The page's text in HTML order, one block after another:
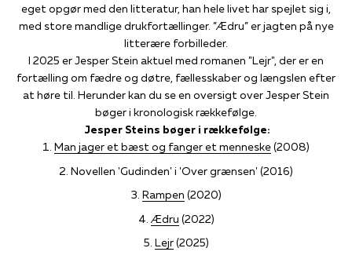
eget opgør med den litteratur, han hele livet har spejlet sig i,
med store mandlige drukfortællinger. ”Ædru” er jagten på nye
litterære forbilleder.
I 2025 er Jesper Stein aktuel med romanen "Lejr", der er en
fortælling om fædre og døtre, fællesskaber og længslen efter
at høre til. Herunder kan du se en oversigt over Jesper Stein
bøger i kronologisk rækkefølge.
Jesper Steins bøger i rækkefølge:
Man jager et bæst og fanger et menneske(2008)
Novellen 'Gudinden' i 'Over grænsen' (2016)
Rampen (2020)
Ædru (2022)
Lejr(2025)